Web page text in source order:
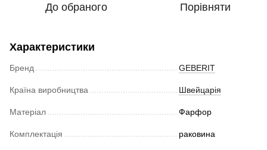
До обраного Порівняти
Характеристики
Бренд GEBERIT
Країна виробництва Швейцарія
Матеріал Фарфор
Комплектація раковина